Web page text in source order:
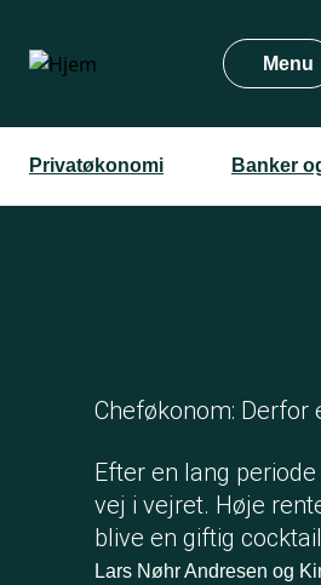
hovedindhold
Menu
Privatøkonomi Banker
Cheføkonom: Derfor
Efter en lang
vej i vejret. Høje
blive en giftig
Lars Nøhr Andresen og